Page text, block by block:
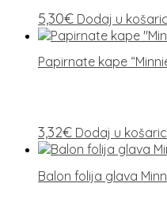
5,30€ Dodaj u
Papirnate kape
3,32€ Dodaj u
Balon folija glava